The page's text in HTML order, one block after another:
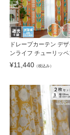
ドレープカーテン デザ
ンライフ チューリッペ
¥11,440 （税込み）